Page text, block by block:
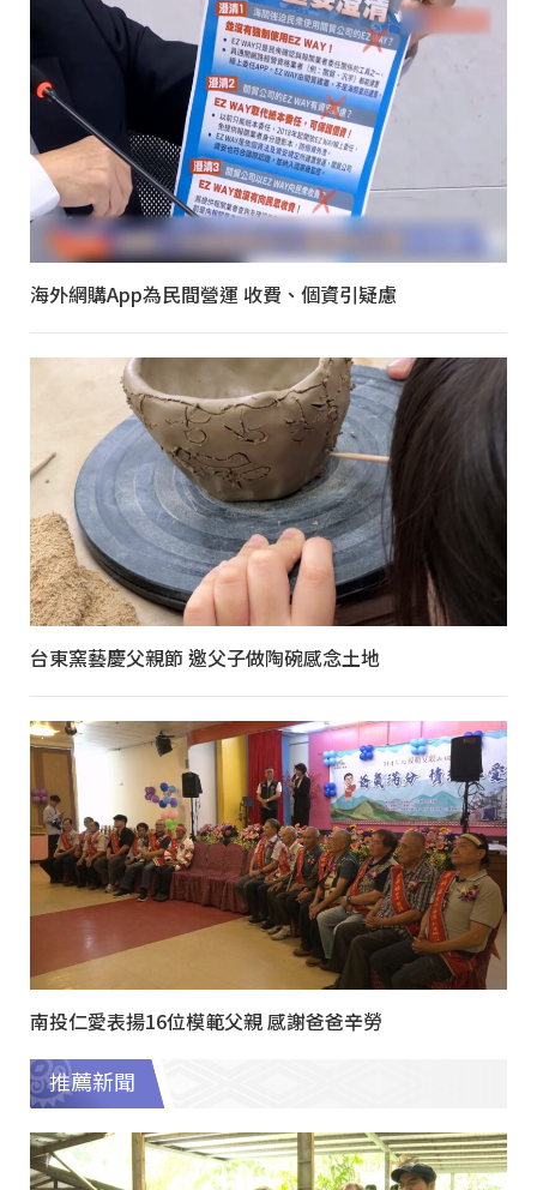
海外網購App為民間營運 收費、個資引疑慮
台東窯藝慶父親節 邀父子做陶碗感念土地
南投仁愛表揚16位模範父親 感謝爸爸辛勞
推薦新聞